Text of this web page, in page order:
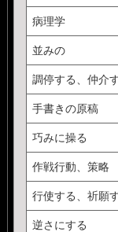
病理学
並みの
調停する、仲介
手書きの原稿
巧みに操る
作戦行動、策略
行使する、祈願
逆さにする